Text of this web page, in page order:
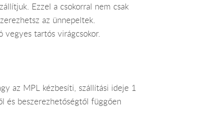
Ezzel a csokorral nem csak
az ünnepeltek.
vegyes tartós virágcsokor.
az MPL kézbesíti, szállítási ideje 1
és beszerezhetőségtől függően